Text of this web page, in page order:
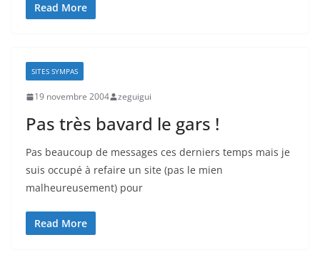
Read More
SITES SYMPAS
19 novembre 2004 zeguigui
Pas très bavard le gars !
Pas beaucoup de messages ces derniers temps mais je
suis occupé à refaire un site (pas le mien
malheureusement) pour
Read More